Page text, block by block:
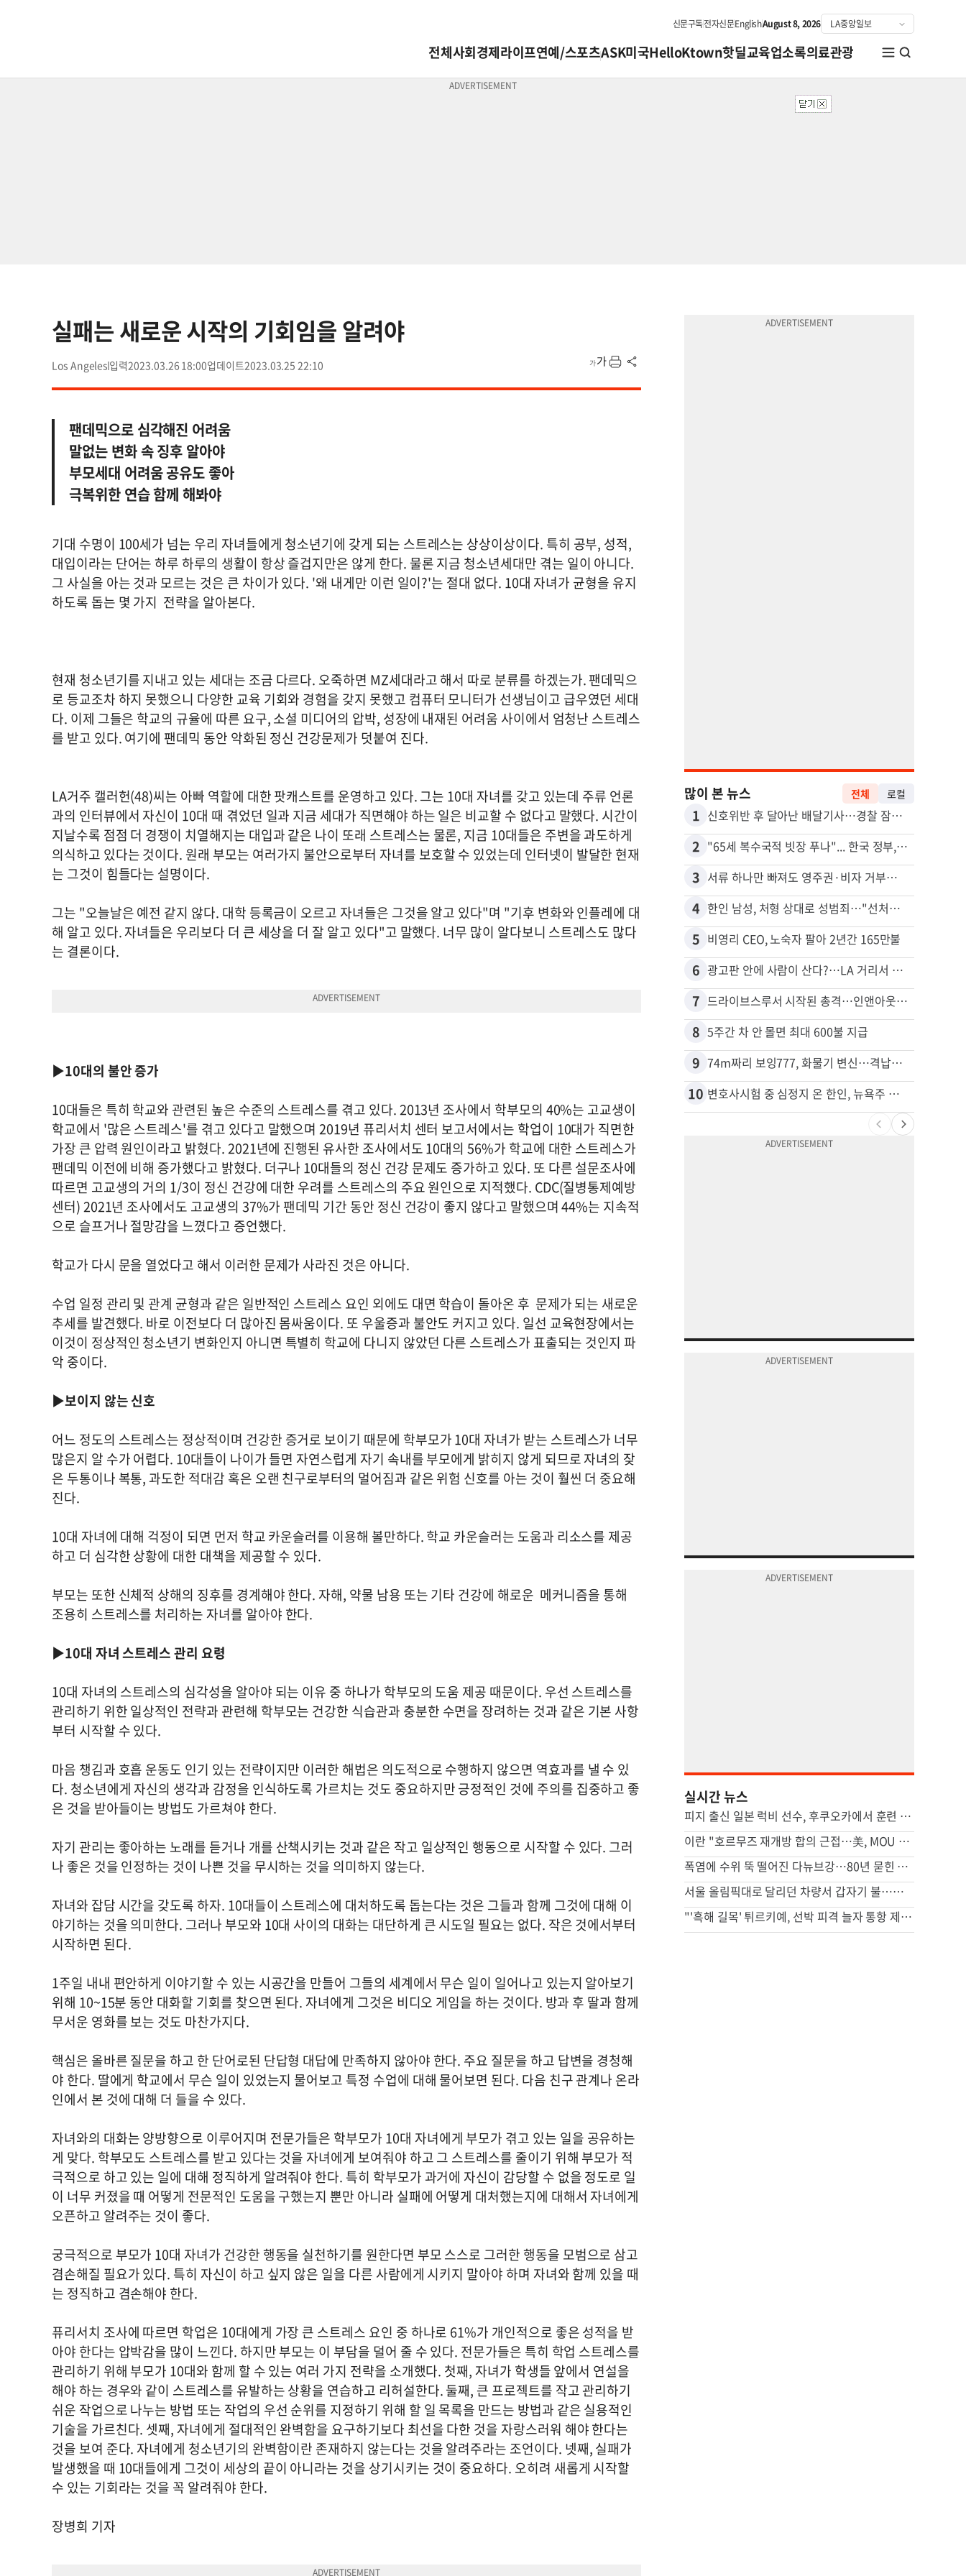
신문구독전자신문EnglishAugust 8, 2026
전체사회경제라이프연예/스포츠ASK미국HelloKtown핫딜교육업소록의료관광
실패는 새로운 시작의 기회임을 알려야
Los Angeles 2023.03.26 18:00 2023.03.25 22:10
팬데믹으로 심각해진 어려움
말없는 변화 속 징후 알아야
부모세대 어려움 공유도 좋아
극복위한 연습 함께 해봐야
기대 수명이 100세가 넘는 우리 자녀들에게 청소년기에 갖게 되는 스트레스는 상상이상이다. 특히 공부, 성적,
대입이라는 단어는 하루 하루의 생활이 항상 즐겁지만은 않게 한다. 물론 지금 청소년세대만 겪는 일이 아니다.
그 사실을 아는 것과 모르는 것은 큰 차이가 있다. '왜 내게만 이런 일이?'는 절대 없다. 10대 자녀가 균형을 유지
하도록 돕는 몇 가지 전략을 알아본다.
현재 청소년기를 지내고 있는 세대는 조금 다르다. 오죽하면 MZ세대라고 해서 따로 분류를 하겠는가. 팬데믹으
로 등교조차 하지 못했으니 다양한 교육 기회와 경험을 갖지 못했고 컴퓨터 모니터가 선생님이고 급우였던 세대
다. 이제 그들은 학교의 규율에 따른 요구, 소셜 미디어의 압박, 성장에 내재된 어려움 사이에서 엄청난 스트레스
를 받고 있다. 여기에 팬데믹 동안 악화된 정신 건강문제가 덧붙여 진다.
LA거주 캘러헌(48)씨는 아빠 역할에 대한 팟캐스트를 운영하고 있다. 그는 10대 자녀를 갖고 있는데 주류 언론
과의 인터뷰에서 자신이 10대 때 겪었던 일과 지금 세대가 직면해야 하는 일은 비교할 수 없다고 말했다. 시간이
지날수록 점점 더 경쟁이 치열해지는 대입과 같은 나이 또래 스트레스는 물론, 지금 10대들은 주변을 과도하게
의식하고 있다는 것이다. 원래 부모는 여러가지 불안으로부터 자녀를 보호할 수 있었는데 인터넷이 발달한 현재
는 그것이 힘들다는 설명이다.
그는 "오늘날은 예전 같지 않다. 대학 등록금이 오르고 자녀들은 그것을 알고 있다"며 "기후 변화와 인플레에 대
해 알고 있다. 자녀들은 우리보다 더 큰 세상을 더 잘 알고 있다"고 말했다. 너무 많이 알다보니 스트레스도 많다
는 결론이다.
▶10대의 불안 증가
10대들은 특히 학교와 관련된 높은 수준의 스트레스를 겪고 있다. 2013년 조사에서 학부모의 40%는 고교생이
학교에서 '많은 스트레스'를 겪고 있다고 말했으며 2019년 퓨리서치 센터 보고서에서는 학업이 10대가 직면한
가장 큰 압력 원인이라고 밝혔다. 2021년에 진행된 유사한 조사에서도 10대의 56%가 학교에 대한 스트레스가
팬데믹 이전에 비해 증가했다고 밝혔다. 더구나 10대들의 정신 건강 문제도 증가하고 있다. 또 다른 설문조사에
따르면 고교생의 거의 1/3이 정신 건강에 대한 우려를 스트레스의 주요 원인으로 지적했다. CDC(질병통제예방
센터) 2021년 조사에서도 고교생의 37%가 팬데믹 기간 동안 정신 건강이 좋지 않다고 말했으며 44%는 지속적
으로 슬프거나 절망감을 느꼈다고 증언했다.
학교가 다시 문을 열었다고 해서 이러한 문제가 사라진 것은 아니다.
수업 일정 관리 및 관계 균형과 같은 일반적인 스트레스 요인 외에도 대면 학습이 돌아온 후 문제가 되는 새로운
추세를 발견했다. 바로 이전보다 더 많아진 몸싸움이다. 또 우울증과 불안도 커지고 있다. 일선 교육현장에서는
이것이 정상적인 청소년기 변화인지 아니면 특별히 학교에 다니지 않았던 다른 스트레스가 표출되는 것인지 파
악 중이다.
▶보이지 않는 신호
어느 정도의 스트레스는 정상적이며 건강한 증거로 보이기 때문에 학부모가 10대 자녀가 받는 스트레스가 너무
많은지 알 수가 어렵다. 10대들이 나이가 들면 자연스럽게 자기 속내를 부모에게 밝히지 않게 되므로 자녀의 잦
은 두통이나 복통, 과도한 적대감 혹은 오랜 친구로부터의 멀어짐과 같은 위험 신호를 아는 것이 훨씬 더 중요해
진다.
10대 자녀에 대해 걱정이 되면 먼저 학교 카운슬러를 이용해 볼만하다. 학교 카운슬러는 도움과 리소스를 제공
하고 더 심각한 상황에 대한 대책을 제공할 수 있다.
부모는 또한 신체적 상해의 징후를 경계해야 한다. 자해, 약물 남용 또는 기타 건강에 해로운 메커니즘을 통해
조용히 스트레스를 처리하는 자녀를 알아야 한다.
▶10대 자녀 스트레스 관리 요령
10대 자녀의 스트레스의 심각성을 알아야 되는 이유 중 하나가 학부모의 도움 제공 때문이다. 우선 스트레스를
관리하기 위한 일상적인 전략과 관련해 학부모는 건강한 식습관과 충분한 수면을 장려하는 것과 같은 기본 사항
부터 시작할 수 있다.
마음 챙김과 호흡 운동도 인기 있는 전략이지만 이러한 해법은 의도적으로 수행하지 않으면 역효과를 낼 수 있
다. 청소년에게 자신의 생각과 감정을 인식하도록 가르치는 것도 중요하지만 긍정적인 것에 주의를 집중하고 좋
은 것을 받아들이는 방법도 가르쳐야 한다.
자기 관리는 좋아하는 노래를 듣거나 개를 산책시키는 것과 같은 작고 일상적인 행동으로 시작할 수 있다. 그러
나 좋은 것을 인정하는 것이 나쁜 것을 무시하는 것을 의미하지 않는다.
자녀와 잡담 시간을 갖도록 하자. 10대들이 스트레스에 대처하도록 돕는다는 것은 그들과 함께 그것에 대해 이
야기하는 것을 의미한다. 그러나 부모와 10대 사이의 대화는 대단하게 큰 시도일 필요는 없다. 작은 것에서부터
시작하면 된다.
1주일 내내 편안하게 이야기할 수 있는 시공간을 만들어 그들의 세계에서 무슨 일이 일어나고 있는지 알아보기
위해 10~15분 동안 대화할 기회를 찾으면 된다. 자녀에게 그것은 비디오 게임을 하는 것이다. 방과 후 딸과 함께
무서운 영화를 보는 것도 마찬가지다.
핵심은 올바른 질문을 하고 한 단어로된 단답형 대답에 만족하지 않아야 한다. 주요 질문을 하고 답변을 경청해
야 한다. 딸에게 학교에서 무슨 일이 있었는지 물어보고 특정 수업에 대해 물어보면 된다. 다음 친구 관계나 온라
인에서 본 것에 대해 더 들을 수 있다.
자녀와의 대화는 양방향으로 이루어지며 전문가들은 학부모가 10대 자녀에게 부모가 겪고 있는 일을 공유하는
게 맞다. 학부모도 스트레스를 받고 있다는 것을 자녀에게 보여줘야 하고 그 스트레스를 줄이기 위해 부모가 적
극적으로 하고 있는 일에 대해 정직하게 알려줘야 한다. 특히 학부모가 과거에 자신이 감당할 수 없을 정도로 일
이 너무 커졌을 때 어떻게 전문적인 도움을 구했는지 뿐만 아니라 실패에 어떻게 대처했는지에 대해서 자녀에게
오픈하고 알려주는 것이 좋다.
궁극적으로 부모가 10대 자녀가 건강한 행동을 실천하기를 원한다면 부모 스스로 그러한 행동을 모범으로 삼고
겸손해질 필요가 있다. 특히 자신이 하고 싶지 않은 일을 다른 사람에게 시키지 말아야 하며 자녀와 함께 있을 때
는 정직하고 겸손해야 한다.
퓨리서치 조사에 따르면 학업은 10대에게 가장 큰 스트레스 요인 중 하나로 61%가 개인적으로 좋은 성적을 받
아야 한다는 압박감을 많이 느낀다. 하지만 부모는 이 부담을 덜어 줄 수 있다. 전문가들은 특히 학업 스트레스를
관리하기 위해 부모가 10대와 함께 할 수 있는 여러 가지 전략을 소개했다. 첫째, 자녀가 학생들 앞에서 연설을
해야 하는 경우와 같이 스트레스를 유발하는 상황을 연습하고 리허설한다. 둘째, 큰 프로젝트를 작고 관리하기
쉬운 작업으로 나누는 방법 또는 작업의 우선 순위를 지정하기 위해 할 일 목록을 만드는 방법과 같은 실용적인
기술을 가르친다. 셋째, 자녀에게 절대적인 완벽함을 요구하기보다 최선을 다한 것을 자랑스러워 해야 한다는
것을 보여 준다. 자녀에게 청소년기의 완벽함이란 존재하지 않는다는 것을 알려주라는 조언이다. 넷째, 실패가
발생했을 때 10대들에게 그것이 세상의 끝이 아니라는 것을 상기시키는 것이 중요하다. 오히려 새롭게 시작할
수 있는 기회라는 것을 꼭 알려줘야 한다.
장병희 기자
많이 본 뉴스 전체 로컬
1 신호위반 후 달아난 배달기사…경찰 잠복해 잡고보니 ‘반전’
2 "65세 복수국적 빗장 푸나"... 한국 정부, 연령 완화 전면 추진
3 서류 하나만 빠져도 영주권·비자 거부…심사관 재량권 대폭 확대
4 한인 남성, 처형 상대로 성범죄…"선처해줬더니 배신자 취급"
5 비영리 CEO, 노숙자 팔아 2년간 165만불
6 광고판 안에 사람이 산다?…LA 거리서 화제
7 드라이브스루서 시작된 총격…인앤아웃 참사 영상 공개
8 5주간 차 안 몰면 최대 600불 지급
9 74m짜리 보잉777, 화물기 변신…격납고서 ‘보물’ 찾는 인천공항
10 변호사시험 중 심정지 온 한인, 뉴욕주 제소
실시간 뉴스
피지 출신 일본 럭비 선수, 후쿠오카에서 훈련 중 열사병 사망
이란 "호르무즈 재개방 합의 근접…美, MOU 위반 배상해야"
폭염에 수위 뚝 떨어진 다뉴브강…80년 묻힌 나치 군함 줄줄이 드러났다
서울 올림픽대로 달리던 차량서 갑자기 불…운전자 1명 경상
"'흑해 길목' 튀르키예, 선박 피격 늘자 통항 제한"